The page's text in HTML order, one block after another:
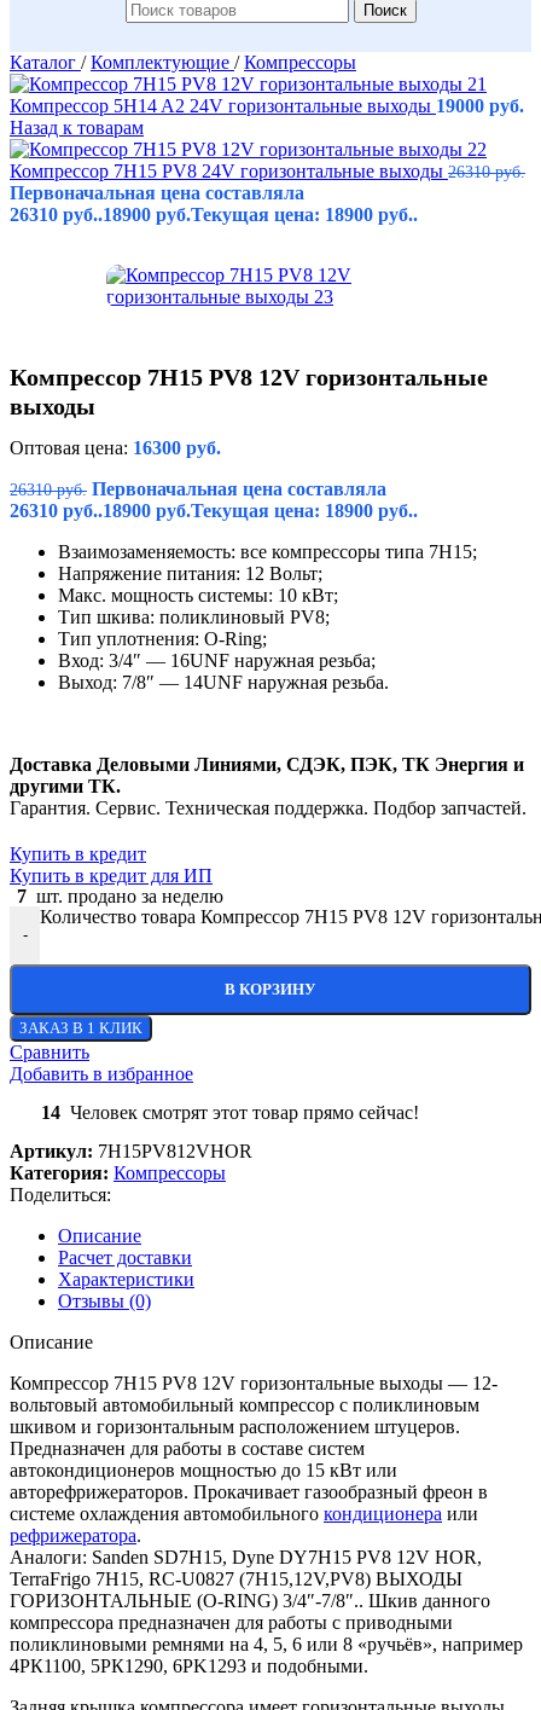
Поиск
Каталог / Комплектующие / Компрессоры
Компрессор 5H14 A2 24V горизонтальные выходы 19000 руб.
Назад к товарам
Компрессор 7H15 PV8 24V горизонтальные выходы 26310руб.
Первоначальная цена составляла
26310 руб..18900 руб.Текущая цена: 18900 руб..
Компрессор 7H15 PV8 12V горизонтальные
выходы
Оптовая цена: 16300 руб.
26310руб. Первоначальная цена составляла
26310 руб..18900 руб.Текущая цена: 18900 руб..
Взаимозаменяемость: все компрессоры типа 7H15;
Напряжение питания: 12 Вольт;
Макс. мощность системы: 10 кВт;
Тип шкива: поликлиновый PV8;
Тип уплотнения: O-Ring;
Вход: 3/4″ — 16UNF наружная резьба;
Выход: 7/8″ — 14UNF наружная резьба.
Доставка Деловыми Линиями, СДЭК, ПЭК, ТК Энергия и
другими ТК.
Гарантия. Сервис. Техническая поддержка. Подбор запчастей.
Купить в кредит
Купить в кредит для ИП
7 шт. продано за неделю
-
Количество товара Компрессор 7H15 PV8 12V
В КОРЗИНУ
ЗАКАЗ В 1 КЛИК
Сравнить
Добавить в избранное
14 Человек смотрят этот товар прямо сейчас!
Артикул: 7H15PV812VHOR
Категория: Компрессоры
Поделиться:
Описание
Расчет доставки
Характеристики
Отзывы (0)
Описание
Компрессор 7H15 PV8 12V горизонтальные выходы — 12-
вольтовый автомобильный компрессор с поликлиновым
шкивом и горизонтальным расположением штуцеров.
Предназначен для работы в составе систем
автокондиционеров мощностью до 15 кВт или
авторефрижераторов. Прокачивает газообразный фреон в
системе охлаждения автомобильного кондиционера или
рефрижератора.
Аналоги: Sanden SD7H15, Dyne DY7H15 PV8 12V HOR,
TerraFrigo 7H15, RC-U0827 (7H15,12V,PV8) ВЫХОДЫ
ГОРИЗОНТАЛЬНЫЕ (O-RING) 3/4″-7/8″.. Шкив данного
компрессора предназначен для работы с приводными
поликлиновыми ремнями на 4, 5, 6 или 8 «ручьёв», например
4РК1100, 5РК1290, 6PK1293 и подобными.